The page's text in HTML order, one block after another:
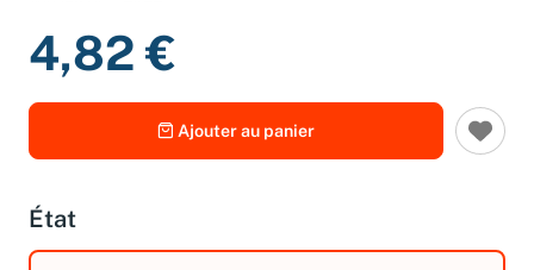
4,82 €
Ajouter au panier
État